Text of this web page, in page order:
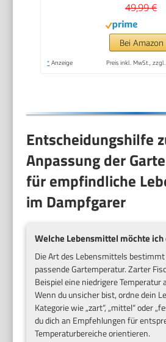
Reisschale/
+ 6
Eierhalter/
49,99 €
Bei Amazon
* Anzeige Preis inkl. MwSt.,
Entscheidungshilfe
Anpassung der
für empfindliche
im Dampfgarer
Welche Lebensmittel möchte ich
Die Art des Lebensmittels
passende Gartemperatur. Zarter
Beispiel eine niedrigere Temperatur
Wenn du unsicher bist, ordne dein
Kategorie wie „zart“, „mittel“ oder
du dich an Empfehlungen für
Temperaturbereiche orientieren.